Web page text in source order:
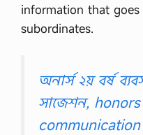
information that
subordinates.
অনার্স ২য় বর্ষ
সাজেশন,